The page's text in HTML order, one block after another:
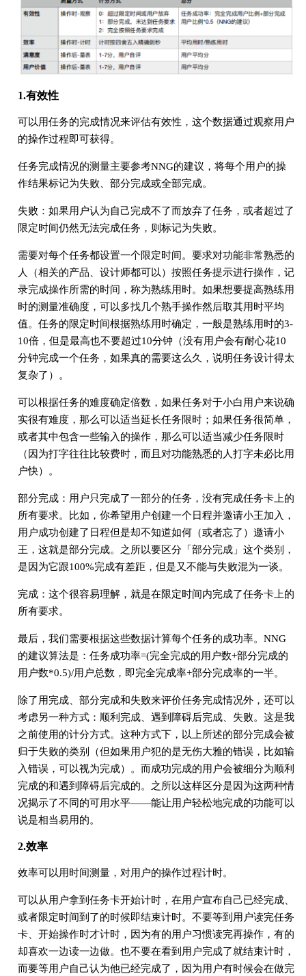
1.有效性
可以用任务的完成情况来评估有效性，这个数据通过观察用户
的操作过程即可获得。
任务完成情况的测量主要参考NNG的建议，将每个用户的操
作结果标记为失败、部分完成或全部完成。
失败：如果用户认为自己完成不了而放弃了任务，或者超过了
限定时间仍然无法完成任务，则标记为失败。
需要对每个任务都设置一个限定时间。要求对功能非常熟悉的
人（相关的产品、设计师都可以）按照任务提示进行操作，记
录完成操作所需的时间，称为熟练用时。如果想要提高熟练用
时的测量准确度，可以多找几个熟手操作然后取其用时平均
值。任务的限定时间根据熟练用时确定，一般是熟练用时的3-
10倍，但是最高也不要超过10分钟（没有用户会有耐心花10
分钟完成一个任务，如果真的需要这么久，说明任务设计得太
复杂了）。
可以根据任务的难度确定倍数，如果任务对于小白用户来说确
实很有难度，那么可以适当延长任务限时；如果任务很简单，
或者其中包含一些输入的操作，那么可以适当减少任务限时
（因为打字往往比较费时，而且对功能熟悉的人打字未必比用
户快）。
部分完成：用户只完成了一部分的任务，没有完成任务卡上的
所有要求。比如，你希望用户创建一个日程并邀请小王加入，
用户成功创建了日程但是却不知道如何（或者忘了）邀请小
王，这就是部分完成。之所以要区分「部分完成」这个类别，
是因为它跟100%完成有差距，但是又不能与失败混为一谈。
完成：这个很容易理解，就是在限定时间内完成了任务卡上的
所有要求。
最后，我们需要根据这些数据计算每个任务的成功率。NNG
的建议算法是：任务成功率=(完全完成的用户数+部分完成的
用户数*0.5)/用户总数，即完全完成率+部分完成率的一半。
除了用完成、部分完成和失败来评价任务完成情况外，还可以
考虑另一种方式：顺利完成、遇到障碍后完成、失败。这是我
之前使用的计分方式。这种方式下，以上所述的部分完成会被
归于失败的类别（但如果用户犯的是无伤大雅的错误，比如输
入错误，可以视为完成）。而成功完成的用户会被细分为顺利
完成的和遇到障碍后完成的。之所以这样区分是因为这两种情
况揭示了不同的可用水平——能让用户轻松地完成的功能可以
说是相当易用的。
2.效率
效率可以用时间测量，对用户的操作过程计时。
可以从用户拿到任务卡开始计时，在用户宣布自己已经完成、
或者限定时间到了的时候即结束计时。不要等到用户读完任务
卡、开始操作时才计时，因为有的用户习惯读完再操作，有的
却喜欢一边读一边做。也不要在看到用户完成了就结束计时，
而要等用户自己认为他已经完成了，因为用户有时候会在做完